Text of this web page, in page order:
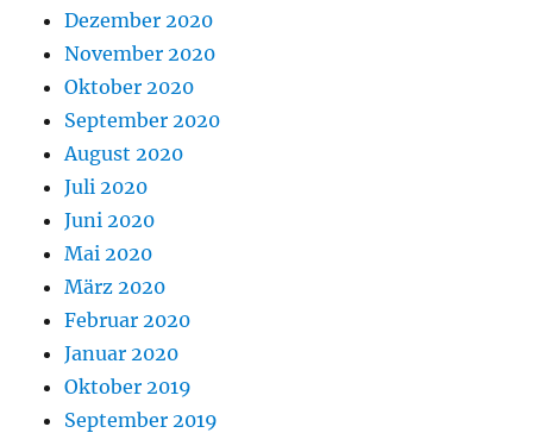
Dezember 2020
November 2020
Oktober 2020
September 2020
August 2020
Juli 2020
Juni 2020
Mai 2020
März 2020
Februar 2020
Januar 2020
Oktober 2019
September 2019